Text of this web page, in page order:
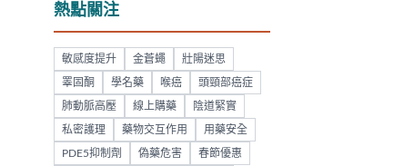
熱點關注
敏感度提升 金蒼蠅 壯陽迷思
睪固酮 學名藥 喉癌 頭頸部癌症
肺動脈高壓 線上購藥 陰道緊實
私密護理 藥物交互作用 用藥安全
PDE5抑制劑 偽藥危害 春節優惠